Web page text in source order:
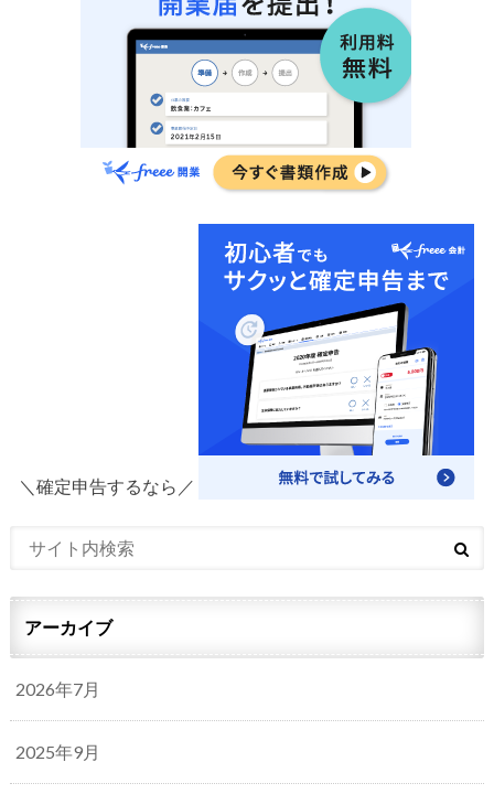
＼確定申告するなら／
アーカイブ
2026年7月
2025年9月